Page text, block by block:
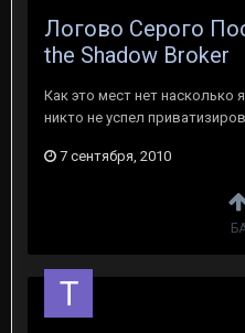
Логово Серого
the Shadow Broker
Как это мест нет насколько
никто не успел
7 сентября, 2010